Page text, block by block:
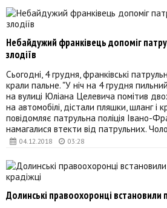
04.12.2018 03:28
Небайдужий франківець допоміг
злодіїв
Сьогодні, 4 грудня, франківські
крали пальне. "У ніч на 4 грудня
на вулиці Юліана Целевича помітив двох
на автомобілі, дістали пляшки, шланг і
повідомляє патрульна поліція Івано-
намагалися втекти від патрульних.
Долинські правоохоронці встановили